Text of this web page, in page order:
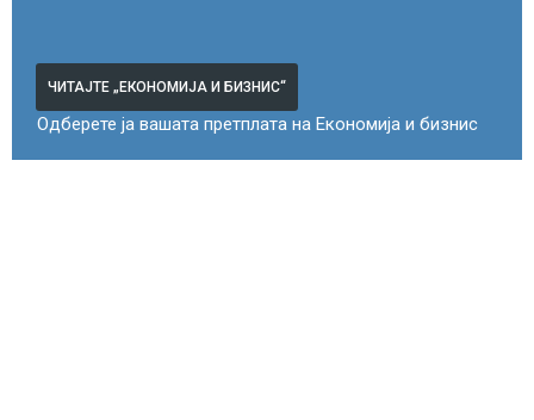
ЧИТАЈТЕ „ЕКОНОМИЈА И БИЗНИС“
Одберете ја вашата претплата на Економија и бизнис